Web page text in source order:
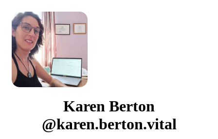
Karen Berton
@karen.berton.vital